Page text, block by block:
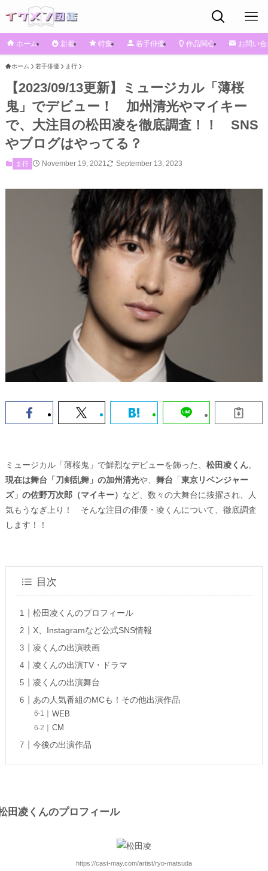
ホーム 新着 特集 若手俳優 作品関心 お問い
ホーム 若手俳優 ま行
【2023/09/13更新】ミュージカル「薄桜
鬼」でデビュー！ 加州清光やマイキー
で、大注目の松田凌を徹底調査！！ SNS
やブログはやってる？
ま行 November 19, 2021 September 13, 2023
ミュージカル「薄桜鬼」で鮮烈なデビューを飾った、 松田凌くん。
現在は舞台「刀剣乱舞」の加州清光や、 舞台 「 東京リベンジャー
ズ」の佐野万次郎（マイキー） など、数々の大舞台に抜擢され、人
気もうなぎ上り！ そんな注目の俳優・凌くんについて、徹底調査
します！！
目次
松田凌くんのプロフィール
X、Instagramなど公式SNS情報
凌くんの出演映画
凌くんの出演TV・ドラマ
凌くんの出演舞台
あの人気番組のMCも！その他出演作品
WEB
CM
今後の出演作品
田凌くんのプロフィール
https://cast-may.com/artist/ryo-matsuda